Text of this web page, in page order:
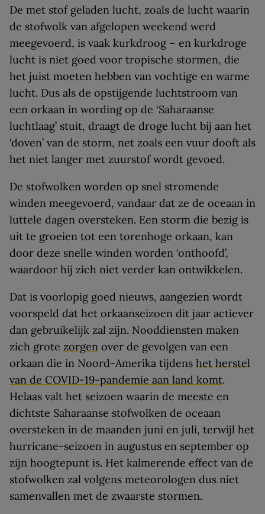
De met stof geladen lucht, zoals de lucht waarin
de stofwolk van afgelopen weekend werd
meegevoerd, is vaak kurkdroog – en kurkdroge
lucht is niet goed voor tropische stormen, die
het juist moeten hebben van vochtige en warme
lucht. Dus als de opstijgende luchtstroom van
een orkaan in wording op de ‘Saharaanse
luchtlaag’ stuit, draagt de droge lucht bij aan het
‘doven’ van de storm, net zoals een vuur dooft als
het niet langer met zuurstof wordt gevoed.
De stofwolken worden op snel stromende
winden meegevoerd, vandaar dat ze de oceaan in
luttele dagen oversteken. Een storm die bezig is
uit te groeien tot een torenhoge orkaan, kan
door deze snelle winden worden ‘onthoofd’,
waardoor hij zich niet verder kan ontwikkelen.
Dat is voorlopig goed nieuws, aangezien wordt
voorspeld dat het orkaanseizoen dit jaar actiever
dan gebruikelijk zal zijn. Nooddiensten maken
zich grote zorgen over de gevolgen van een
orkaan die in Noord-Amerika tijdens het herstel
van de COVID-19-pandemie aan land komt.
Helaas valt het seizoen waarin de meeste en
dichtste Saharaanse stofwolken de oceaan
oversteken in de maanden juni en juli, terwijl het
hurricane-seizoen in augustus en september op
zijn hoogtepunt is. Het kalmerende effect van de
stofwolken zal volgens meteorologen dus niet
samenvallen met de zwaarste stormen.